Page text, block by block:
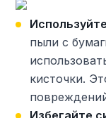
пыли с
кисточки.
Избегайте